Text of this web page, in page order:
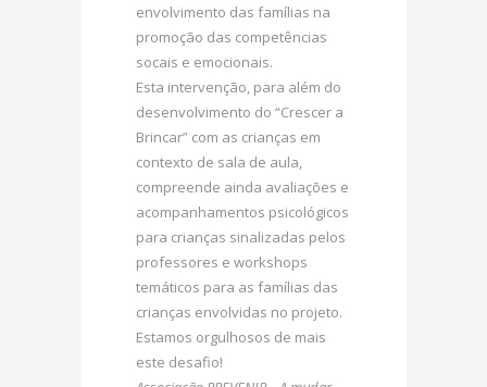
envolvimento das famílias na
promoção das competências
socais e emocionais.
Esta intervenção, para além do
desenvolvimento do “Crescer a
Brincar” com as crianças em
contexto de sala de aula,
compreende ainda avaliações e
acompanhamentos psicológicos
para crianças sinalizadas pelos
professores e workshops
temáticos para as famílias das
crianças envolvidas no projeto.
Estamos orgulhosos de mais
este desafio!